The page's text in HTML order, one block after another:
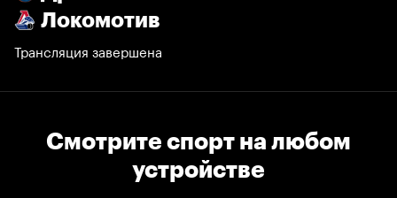
Локомотив
Трансляция завершена
Смотрите спорт на любом
устройстве